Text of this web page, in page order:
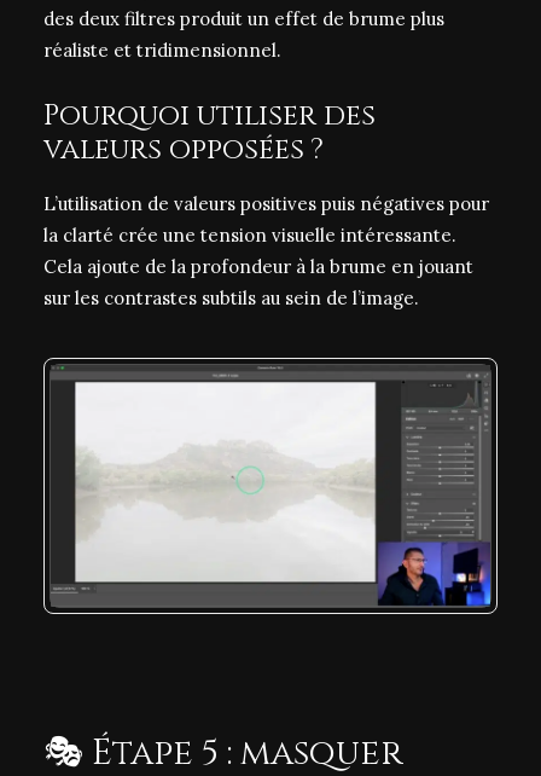
des deux filtres produit un effet de brume plus
réaliste et tridimensionnel.
Pourquoi utiliser des
valeurs opposées ?
L’utilisation de valeurs positives puis négatives pour
la clarté crée une tension visuelle intéressante.
Cela ajoute de la profondeur à la brume en jouant
sur les contrastes subtils au sein de l’image.
🎭 Étape 5 : masquer